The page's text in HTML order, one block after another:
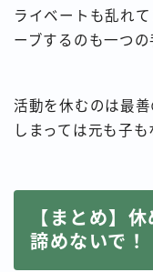
ライベートも乱れ
ーブするのも一つの
活動を休むのは最
しまっては元も子も
【まとめ】
諦めないで！